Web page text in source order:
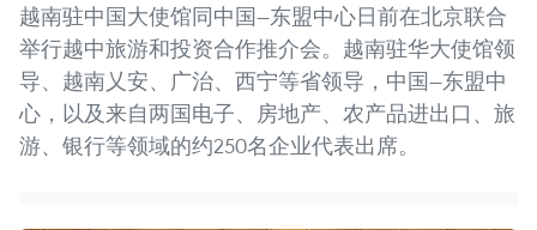
越南驻中国大使馆同中国—东盟中心日前在北京联合
举行越中旅游和投资合作推介会。越南驻华大使馆领
导、越南乂安、广治、西宁等省领导，中国—东盟中
心，以及来自两国电子、房地产、农产品进出口、旅
游、银行等领域的约250名企业代表出席。